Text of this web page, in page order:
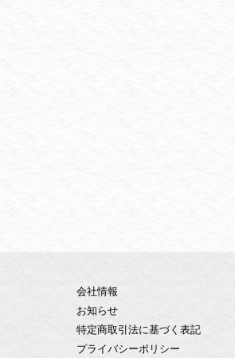
会社情報
お知らせ
特定商取引法に基づく表記
プライバシーポリシー